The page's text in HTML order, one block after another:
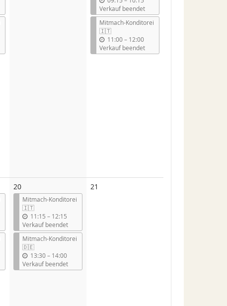
i
s
Verkauf beendet
Mitmach-Konditorei
🇮🇹
11:00–b
i
s
12:00
Verkauf beendet
20
Mitmach-Konditorei
🇮🇹
11:15 –b
i
s
12:15
Verkauf beendet
Mitmach-Konditorei
🇩🇪
13:30–b
i
s
14:00
Verkauf beendet
21